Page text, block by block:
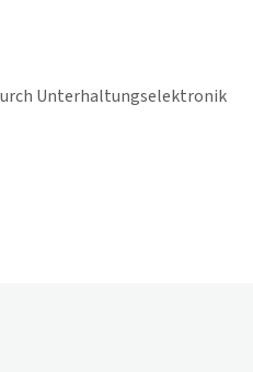
Unterhaltungselektronik